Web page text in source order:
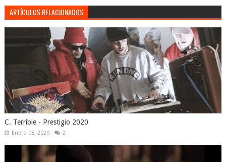
ARTÍCULOS RELACIONADOS
C. Terrible - Prestigio 2020
Enero 08, 2020 2